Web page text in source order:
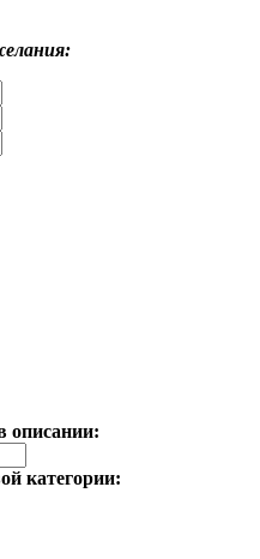
описании:
категории: